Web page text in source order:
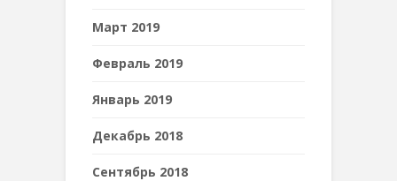
Март 2019
Февраль 2019
Январь 2019
Декабрь 2018
Сентябрь 2018